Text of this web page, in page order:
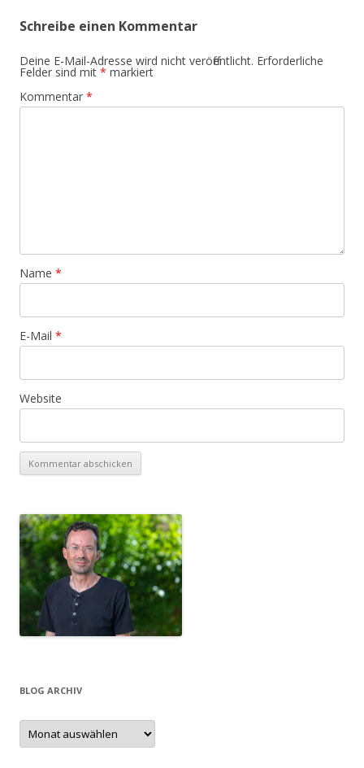
Schreibe einen Kommentar
Deine E-Mail-Adresse wird nicht veröffentlicht. Erforderliche
Felder sind mit * markiert
Kommentar *
Name *
E-Mail *
Website
BLOG ARCHIV
Blog
Archiv